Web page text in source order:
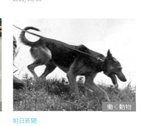
働く動物
朝日新聞